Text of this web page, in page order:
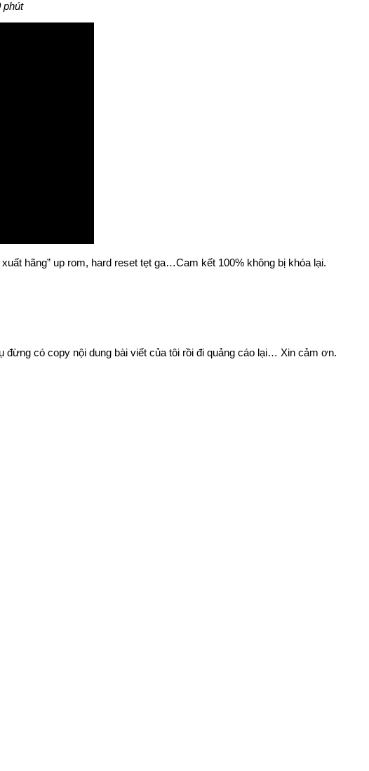
phút
hãng” up rom, hard reset tẹt ga…Cam kết 100% không bị khóa lại.
có copy nội dung bài viết của tôi rồi đi quảng cáo lại… Xin cảm ơn.